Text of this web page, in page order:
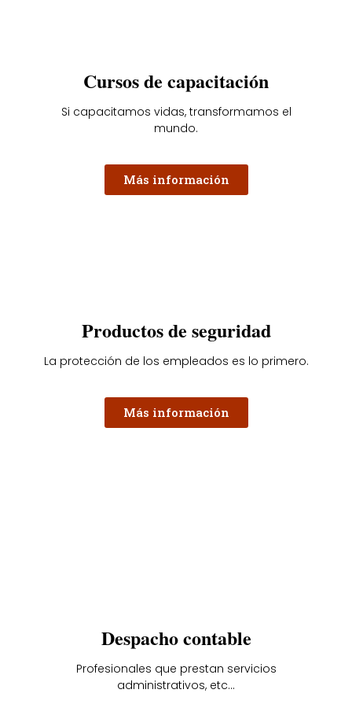
Cursos de capacitación
Si capacitamos vidas, transformamos el
mundo.
Más información
Productos de seguridad
La protección de los empleados es lo primero.
Más información
Despacho contable
Profesionales que prestan servicios
administrativos, etc...